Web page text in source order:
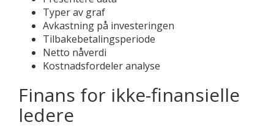
Typer av graf
Avkastning på investeringen
Tilbakebetalingsperiode
Netto nåverdi
Kostnadsfordeler analyse
Finans for ikke-finansielle
ledere